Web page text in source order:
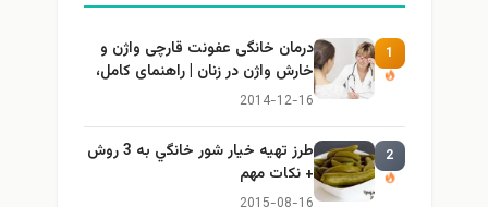
1
درمان خانگی عفونت قارچی واژن و
خارش واژن در زنان | راهنمای کامل،
ایمن و کاربردی
2014-12-16
2
طرز تهيه خیار شور خانگي به 3 روش
+ نكات مهم